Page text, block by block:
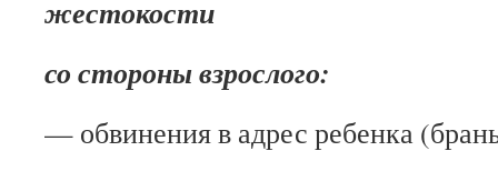
жестокости
со стороны взрослого:
— обвинения в адрес ребенка